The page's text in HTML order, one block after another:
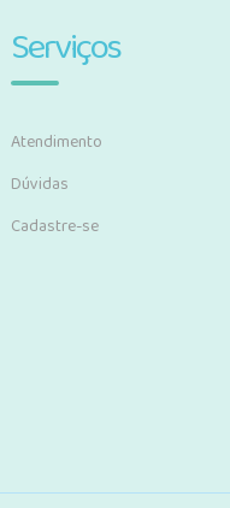
Serviços
Atendimento
Dúvidas
Cadastre-se